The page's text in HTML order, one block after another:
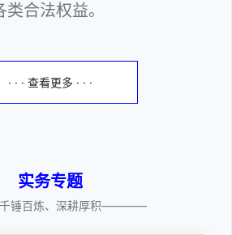
合法权益。
· · · 查看更多 · · ·
实务专题
百炼、深耕厚积————